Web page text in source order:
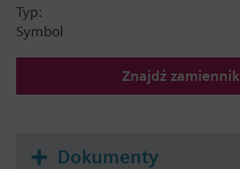
Typ:
Symbol
Znajdź zamiennik
Dokumenty